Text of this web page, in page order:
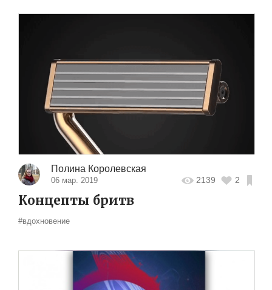
Полина Королевская
06 мар. 2019 2139 2
Концепты бритв
#вдохновение